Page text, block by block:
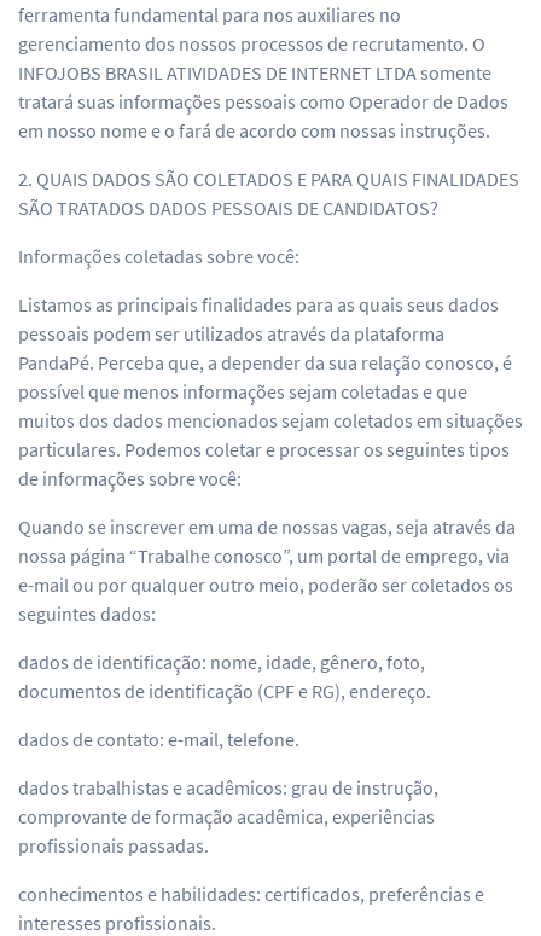
ferramenta fundamental para nos auxiliares no
gerenciamento dos nossos processos de recrutamento. O
INFOJOBS BRASIL ATIVIDADES DE INTERNET LTDA somente
tratará suas informações pessoais como Operador de Dados
em nosso nome e o fará de acordo com nossas instruções.
2. QUAIS DADOS SÃO COLETADOS E PARA QUAIS FINALIDADES
SÃO TRATADOS DADOS PESSOAIS DE CANDIDATOS?
Informações coletadas sobre você:
Listamos as principais finalidades para as quais seus dados
pessoais podem ser utilizados através da plataforma
PandaPé. Perceba que, a depender da sua relação conosco, é
possível que menos informações sejam coletadas e que
muitos dos dados mencionados sejam coletados em situações
particulares. Podemos coletar e processar os seguintes tipos
de informações sobre você:
Quando se inscrever em uma de nossas vagas, seja através da
nossa página “Trabalhe conosco”, um portal de emprego, via
e-mail ou por qualquer outro meio, poderão ser coletados os
seguintes dados:
dados de identificação: nome, idade, gênero, foto,
documentos de identificação (CPF e RG), endereço.
dados de contato: e-mail, telefone.
dados trabalhistas e acadêmicos: grau de instrução,
comprovante de formação acadêmica, experiências
profissionais passadas.
conhecimentos e habilidades: certificados, preferências e
interesses profissionais.